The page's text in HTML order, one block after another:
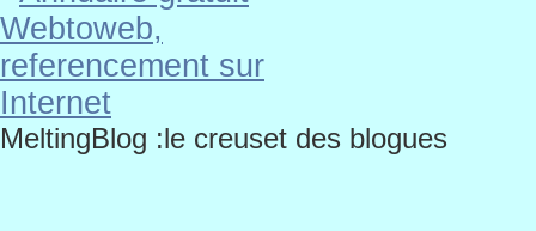
MeltingBlog :le creuset des blogues